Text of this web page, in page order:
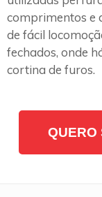
comprimentos e
de fácil
fechados, onde
cortina de furos.
QUERO